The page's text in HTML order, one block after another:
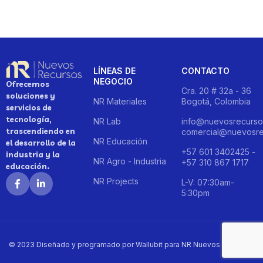
Ofrecemos
soluciones y
servicios de
tecnología,
trascendiendo en
el desarrollo de la
industria y la
educación.
LÍNEAS DE
NEGOCIO
NR Materiales
NR Lab
NR Educación
NR Agro - Industria
NR Projects
CONTACTO
Cra. 20 # 32a - 36
Bogotá, Colombia
+57 601 3402425 -
+57 310 867 1717
L-V: 07:30am-
5:30pm
© 2023 Diseñado y programado por Wallubit para NR Nuevos Recursos